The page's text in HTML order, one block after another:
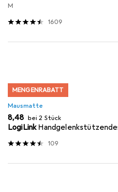
M
1609
MENGENRABATT
Mausmatte
EUR
8,48 bei 2 Stück
LogiLink
109